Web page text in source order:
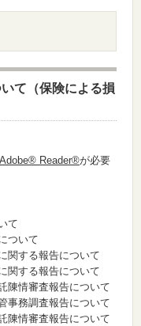
て（保険による損
Adobe® Reader®が必要
て
ついて
関する報告について
関する報告について
陳情審査報告について
事務調査報告について
陳情審査報告について